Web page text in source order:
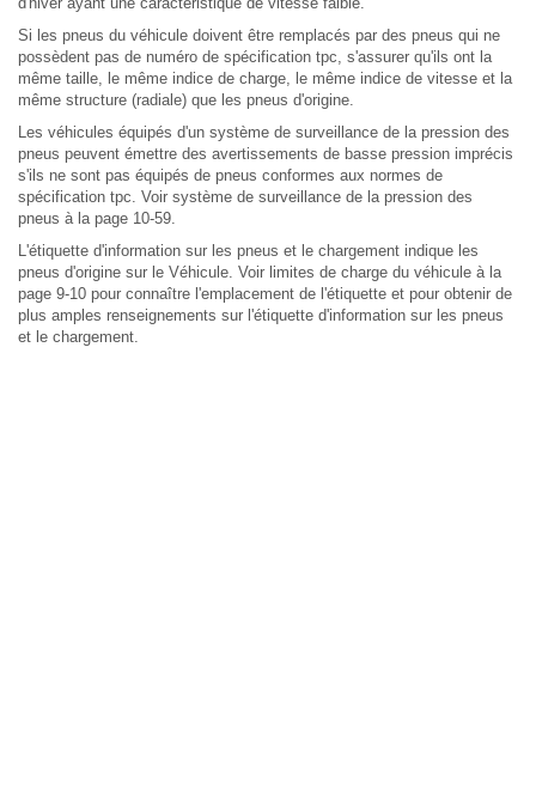
Si les pneus du véhicule doivent être remplacés par des pneus qui ne
possèdent pas de numéro de spécification tpc, s'assurer qu'ils ont la
même taille, le même indice de charge, le même indice de vitesse et la
même structure (radiale) que les pneus d'origine.
Les véhicules équipés d'un système de surveillance de la pression des
pneus peuvent émettre des avertissements de basse pression imprécis
s'ils ne sont pas équipés de pneus conformes aux normes de
spécification tpc. Voir système de surveillance de la pression des
pneus à la page 10-59.
L'étiquette d'information sur les pneus et le chargement indique les
pneus d'origine sur le Véhicule. Voir limites de charge du véhicule à la
page 9-10 pour connaître l'emplacement de l'étiquette et pour obtenir de
plus amples renseignements sur l'étiquette d'information sur les pneus
et le chargement.